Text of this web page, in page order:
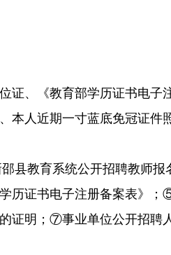
证、《教育部学历证书电子
本人近期一寸蓝底免冠证件
县教育系统公开招聘教师报
历证书电子注册备案表》；
证明；⑦事业单位公开招聘